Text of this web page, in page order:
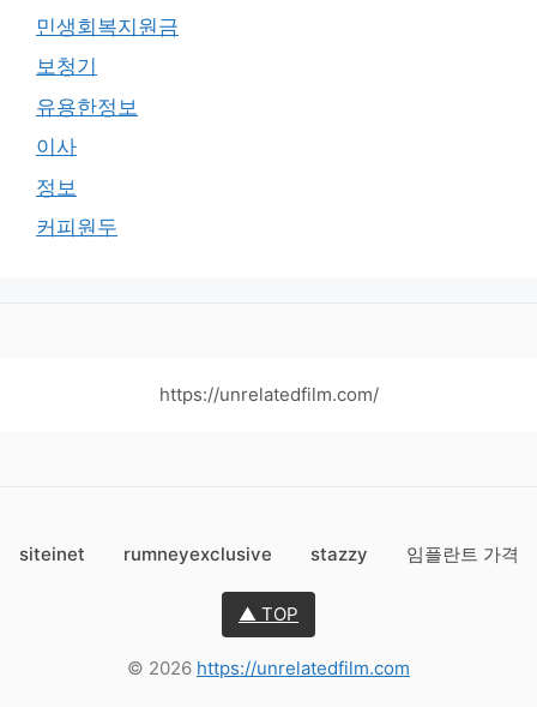
민생회복지원금
보청기
유용한정보
이사
정보
커피원두
https://unrelatedfilm.com/
siteinet rumneyexclusive stazzy 임플란트 가격
▲ TOP
© 2026 https://unrelatedfilm.com